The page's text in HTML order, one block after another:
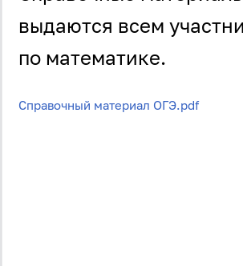
выдаются всем
по математике.
Справочный материал ОГЭ.pdf